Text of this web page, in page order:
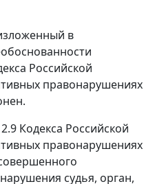
в
Российской
правонарушениях
Кодекса Российской
правонарушениях
судья, орган,